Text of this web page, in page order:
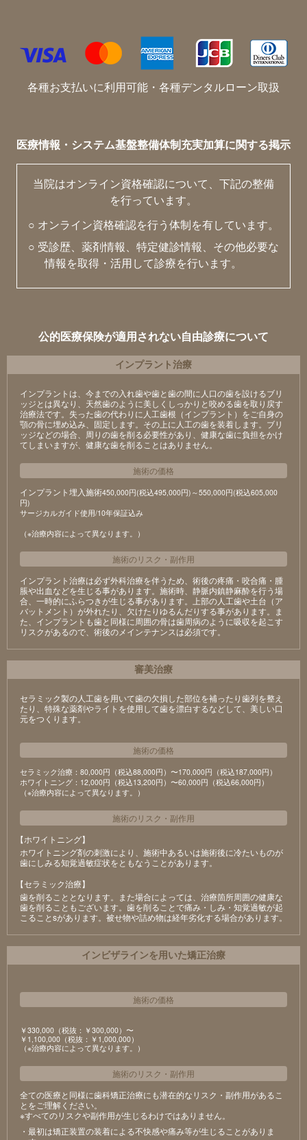
各種お支払いに利用可能・各種デンタルローン取扱
医療情報・システム基盤整備体制充実加算に関する掲示
当院はオンライン資格確認について、下記の整備
を行っています。
○ オンライン資格確認を行う体制を有しています。
○ 受診歴、薬剤情報、特定健診情報、その他必要な
情報を取得・活用して診療を行います。
公的医療保険が適用されない自由診療について
インプラント治療
インプラントは、今までの入れ歯や歯と歯の間に人口の歯を設けるブリ
ッジとは異なり、天然歯のように美しくしっかりと咬める歯を取り戻す
治療法です。失った歯の代わりに人工歯根（インプラント）をご自身の
顎の骨に埋め込み、固定します。その上に人工の歯を装着します。ブリ
ッジなどの場合、周りの歯を削る必要性があり、健康な歯に負担をかけ
てしまいますが、健康な歯を削ることはありません。
施術の価格
インプラント埋入施術450,000円(税込495,000円)～550,000円(税込605,000
円)
サージカルガイド使用/10年保証込み
（※治療内容によって異なります。）
施術のリスク ・ 副作用
インプラント治療は必ず外科治療を伴うため、術後の疼痛・咬合痛・腫
脹や出血などを生じる事があります。施術時、静脈内鎮静麻酔を行う場
合、一時的にふらつきが生じる事があります。上部の人工歯や土台（ア
バットメント）が外れたり、欠けたりゆるんだりする事があります。ま
た、インプラントも歯と同様に周囲の骨は歯周病のように吸収を起こす
リスクがあるので、術後のメインテナンスは必須です。
審美治療
セラミック製の⼈⼯⻭を⽤いて⻭の⽋損した部位を補ったり⻭列を整え
たり、特殊な薬剤やライトを使⽤して⻭を漂⽩するなどして、美しい⼝
元をつくります。
施術の価格
セラミック治療：80,000円（税込88,000円）〜170,000円（税込187,000円）
ホワイトニング：12,000円（税込13,200円）〜60,000円（税込66,000円）
（※治療内容によって異なります。）
施術のリスク ・ 副作用
【ホワイトニング】
ホワイトニング剤の刺激により、施術中あるいは施術後に冷たいものが
⻭にしみる知覚過敏症状をともなうことがあります。
【セラミック治療】
⻭を削ることとなります。また場合によっては、治療箇所周囲の健康な
⻭を削ることもございます。⻭を削ることで痛み・しみ・知覚過敏が起
こることsがあります。被せ物や詰め物は経年劣化する場合があります。
インビザラインを用いた矯正治療
施術の価格
￥330,000（税抜：￥300,000）〜
￥1,100,000（税抜：￥1,000,000）
（※治療内容によって異なります。）
施術のリスク ・ 副作用
全ての医療と同様に歯科矯正治療にも潜在的なリスク・副作用があるこ
とをご理解ください。
※すべてのリスクや副作用が生じるわけではありません。
・最初は矯正装置の装着による不快感や痛み等が生じることがありま